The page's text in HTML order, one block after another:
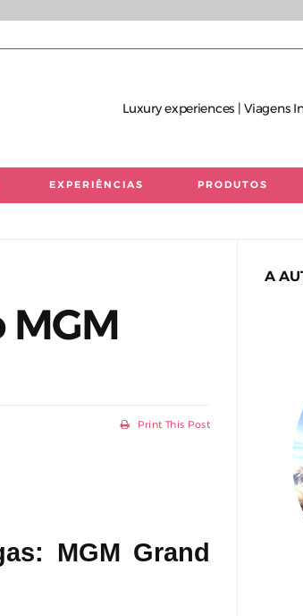
Luxury experiences | Viagens
EXPERIÊNCIAS PRODUTOS
MGM
Print This Post
MGM Grand
A